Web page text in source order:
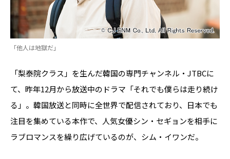
「他人は地獄だ」
「梨泰院クラス」を生んだ韓国の専門チャンネル・JTBCに
て、昨年12月から放送中のドラマ「それでも僕らは走り続け
る」。韓国放送と同時に全世界で配信されており、日本でも
注目を集めている本作で、人気女優シン・セギョンを相手に
ラブロマンスを繰り広げているのが、シム・イワンだ。